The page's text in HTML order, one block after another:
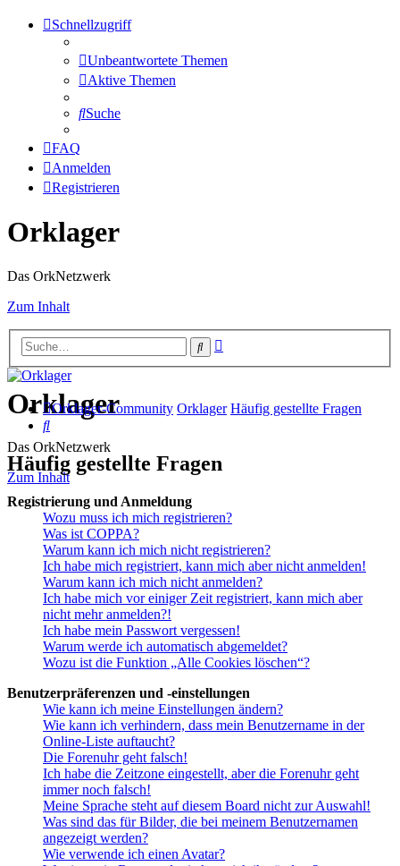
Schnellzugriff
Unbeantwortete Themen
Aktive Themen
Suche
FAQ
Anmelden
Registrieren
Orklager
Das OrkNetzwerk
Zum Inhalt
Suche
Orklager
Das OrkNetzwerk
Zum Inhalt
Orklager-Community Orklager Häufig gestellte Fragen
Suche
Häufig gestellte Fragen
Registrierung und Anmeldung
Wozu muss ich mich registrieren?
Was ist COPPA?
Warum kann ich mich nicht registrieren?
Ich habe mich registriert, kann mich aber nicht anmelden!
Warum kann ich mich nicht anmelden?
Ich habe mich vor einiger Zeit registriert, kann mich aber
nicht mehr anmelden?!
Ich habe mein Passwort vergessen!
Warum werde ich automatisch abgemeldet?
Wozu ist die Funktion „Alle Cookies löschen“?
Benutzerpräferenzen und -einstellungen
Wie kann ich meine Einstellungen ändern?
Wie kann ich verhindern, dass mein Benutzername in der
Online-Liste auftaucht?
Die Forenuhr geht falsch!
Ich habe die Zeitzone eingestellt, aber die Forenuhr geht
immer noch falsch!
Meine Sprache steht auf diesem Board nicht zur Auswahl!
Was sind das für Bilder, die bei meinem Benutzernamen
angezeigt werden?
Wie verwende ich einen Avatar?